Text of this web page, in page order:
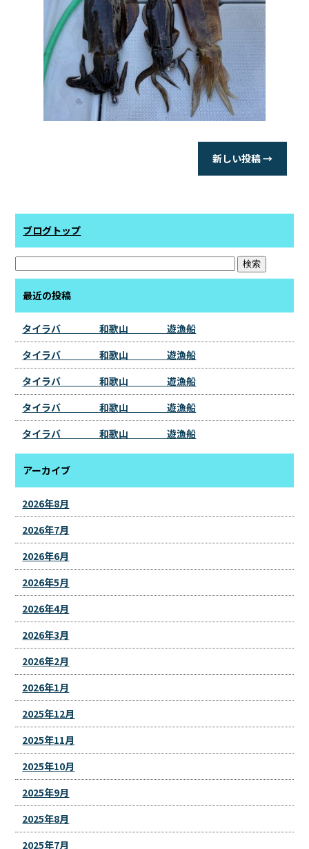
新しい投稿→
ブログトップ
最近の投稿
タイラバ 和歌山 遊漁船
タイラバ 和歌山 遊漁船
タイラバ 和歌山 遊漁船
タイラバ 和歌山 遊漁船
タイラバ 和歌山 遊漁船
アーカイブ
2026年8月
2026年7月
2026年6月
2026年5月
2026年4月
2026年3月
2026年2月
2026年1月
2025年12月
2025年11月
2025年10月
2025年9月
2025年8月
2025年7月